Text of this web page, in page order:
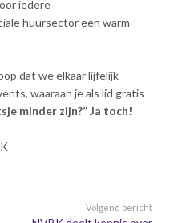
iedere
huursector een warm
dat we elkaar lijfelijk
waaraan je als lid gratis
minder zijn?” Ja toch!
Volgend bericht